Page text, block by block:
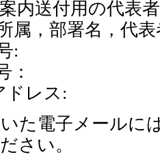
内送付用の代表
，部署名，代表
:
レス:
た電子メールに
さい。